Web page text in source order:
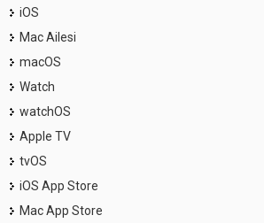
iOS
Mac Ailesi
macOS
Watch
watchOS
Apple TV
tvOS
iOS App Store
Mac App Store